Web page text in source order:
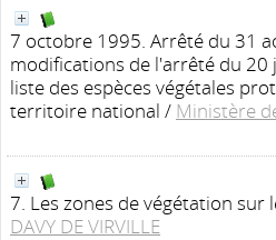
7 octobre 1995. Arrêté du 31
modifications de l'arrêté du 20
liste des espèces végétales
territoire national / Ministère
7. Les zones de végétation
DAVY DE VIRVILLE